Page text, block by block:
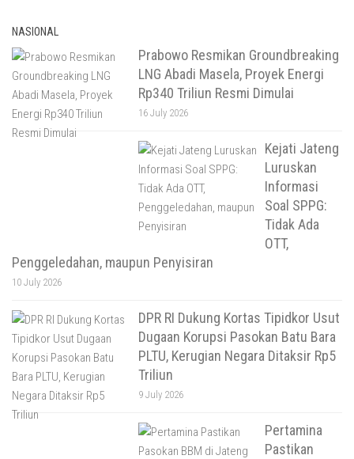
NASIONAL
Prabowo Resmikan Groundbreaking
LNG Abadi Masela, Proyek Energi
Rp340 Triliun Resmi Dimulai
16 July 2026
Kejati Jateng
Luruskan
Informasi
Soal SPPG:
Tidak Ada
OTT,
Penggeledahan, maupun Penyisiran
10 July 2026
DPR RI Dukung Kortas Tipidkor Usut
Dugaan Korupsi Pasokan Batu Bara
PLTU, Kerugian Negara Ditaksir Rp5
Triliun
9 July 2026
Pertamina
Pastikan